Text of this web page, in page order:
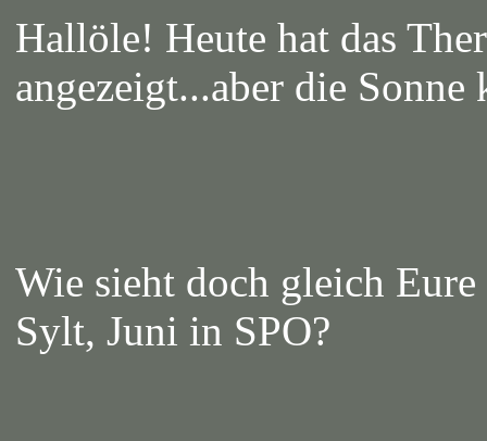
Hallöle! Heute hat das
angezeigt...aber die
Wie sieht doch gleich
Sylt, Juni in SPO?